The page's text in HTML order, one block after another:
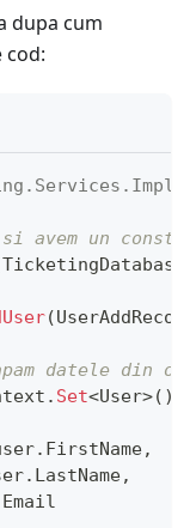
dupa cum
cod:
. Services .
avem un
(
datele din
. Set<User>( )
. FirstName,
. LastName,
Email